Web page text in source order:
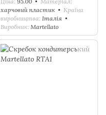
харчовий пластик
Країна
виробництва Італія
Виробник Martellato